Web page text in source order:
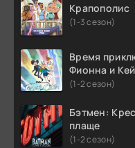
Крапополис
(1-3 сезон)
Время
Фионна и
(1-2 сезон)
Бэтмен:
плаще
(1-2 сезон)